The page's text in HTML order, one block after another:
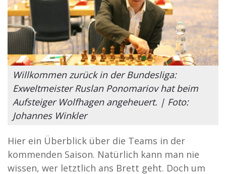
Willkommen zurück in der Bundesliga:
Exweltmeister Ruslan Ponomariov hat beim
Aufsteiger Wolfhagen angeheuert. | Foto:
Johannes Winkler
Hier ein Überblick über die Teams in der
kommenden Saison. Natürlich kann man nie
wissen, wer letztlich ans Brett geht. Doch um